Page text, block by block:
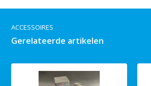
ACCESSOIRES
Gerelateerde artikelen